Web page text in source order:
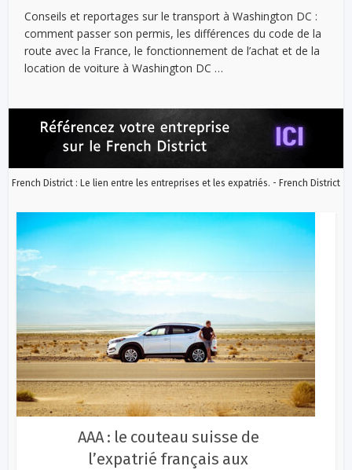
Conseils et reportages sur le transport à Washington DC :
comment passer son permis, les différences du code de la
route avec la France, le fonctionnement de l’achat et de la
location de voiture à Washington DC …
French District : Le lien entre les entreprises et les expatriés. - French District
AAA : le couteau suisse de
l’expatrié français aux